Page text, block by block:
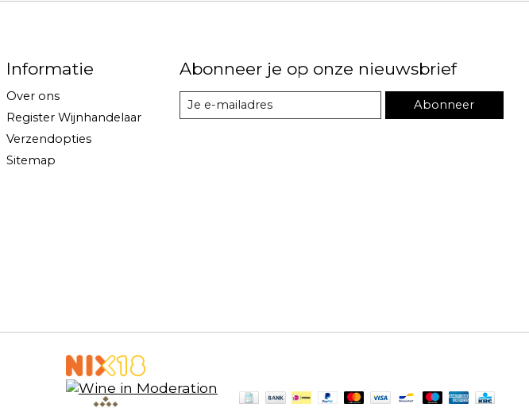
Informatie
Over ons
Register Wijnhandelaar
Verzendopties
Sitemap
Abonneer je op onze nieuwsbrief
Abonneer